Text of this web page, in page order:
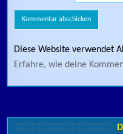
Diese Website verwendet
Erfahre, wie deine